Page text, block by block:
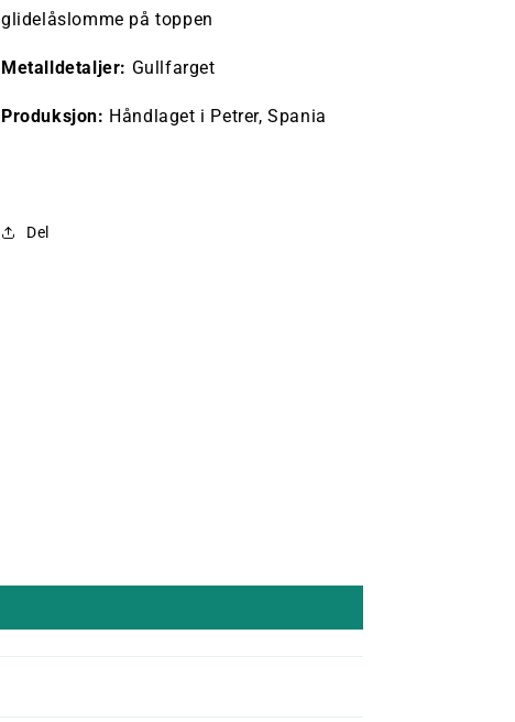
glidelåslomme på toppen
Metalldetaljer: Gullfarget
Produksjon: Håndlaget i Petrer, Spania
Del